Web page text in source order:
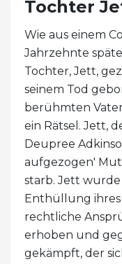
Tochter
Wie aus einem
Jahrzehnte
Tochter, Jett,
seinem Tod
berühmten
ein Rätsel. Jett,
Deupree
aufgezogen'
starb. Jett
Enthüllung ihres
rechtliche
erhoben und
gekämpft, der